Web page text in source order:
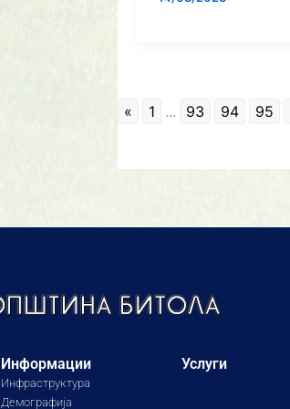
« 1 ... 93 94 95
Информации
Инфраструктура
Демографија
Услуги